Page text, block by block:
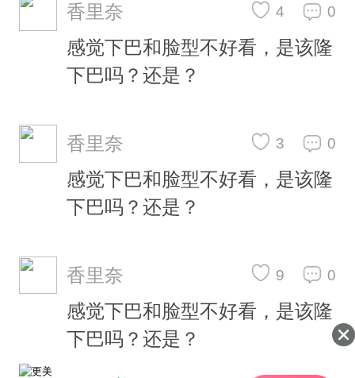
香里奈 0
4
感觉下巴和脸型不好看，是该隆
下巴吗？还是？
香里奈 0
3
感觉下巴和脸型不好看，是该隆
下巴吗？还是？
香里奈 0
9
感觉下巴和脸型不好看，是该隆
下巴吗？还是？